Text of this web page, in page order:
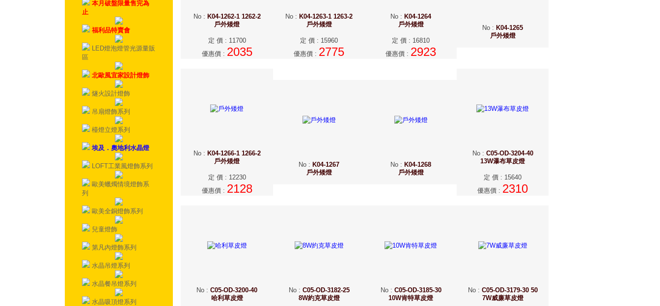
本月破盤限量售完為
止
福利品特賣會
LED燈泡燈管光源量販
區
北歐風宜家設計燈飾
燧火設計燈飾
吊扇燈飾系列
檯燈立燈系列
埃及．奧地利水晶燈
LOFT工業風燈飾系列
歐美蠟燭情境燈飾系
列
歐美全銅燈飾系列
兒童燈飾
第凡內燈飾系列
水晶吊燈系列
水晶餐吊燈系列
水晶吸頂燈系列
No: K04-1262-1 1262-2
戶外矮燈
定 價: 11700
優惠價: 2035
No : K04-1263-1 1263-2
戶外矮燈
定 價 : 15960
優惠價 : 2775
No : K04-1264
戶外矮燈
定 價 : 16810
優惠價 : 2923
No : K04-1265
戶外矮燈
No: K04-1266-1 1266-2
戶外矮燈
定 價: 12230
優惠價: 2128
No : K04-1267
戶外矮燈
No : K04-1268
戶外矮燈
No: C05-OD-3204-40
13W瀑布草皮燈
定 價 : 15640
優惠價 : 2310
No : C05-OD-3200-40
哈利草皮燈
No: C05-OD-3182-25
8W約克草皮燈
No: C05-OD-3185-30
10W肯特草皮燈
No: C05-OD-3179-30 50
7W威廉草皮燈